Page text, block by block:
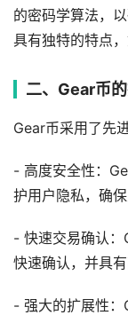
的密码学算法，
具有独特的特点
二、Gear币
Gear币采用了先
- 高度安全性：
护用户隐私，确保
- 快速交易确认：
快速确认，并具有
- 强大的扩展性